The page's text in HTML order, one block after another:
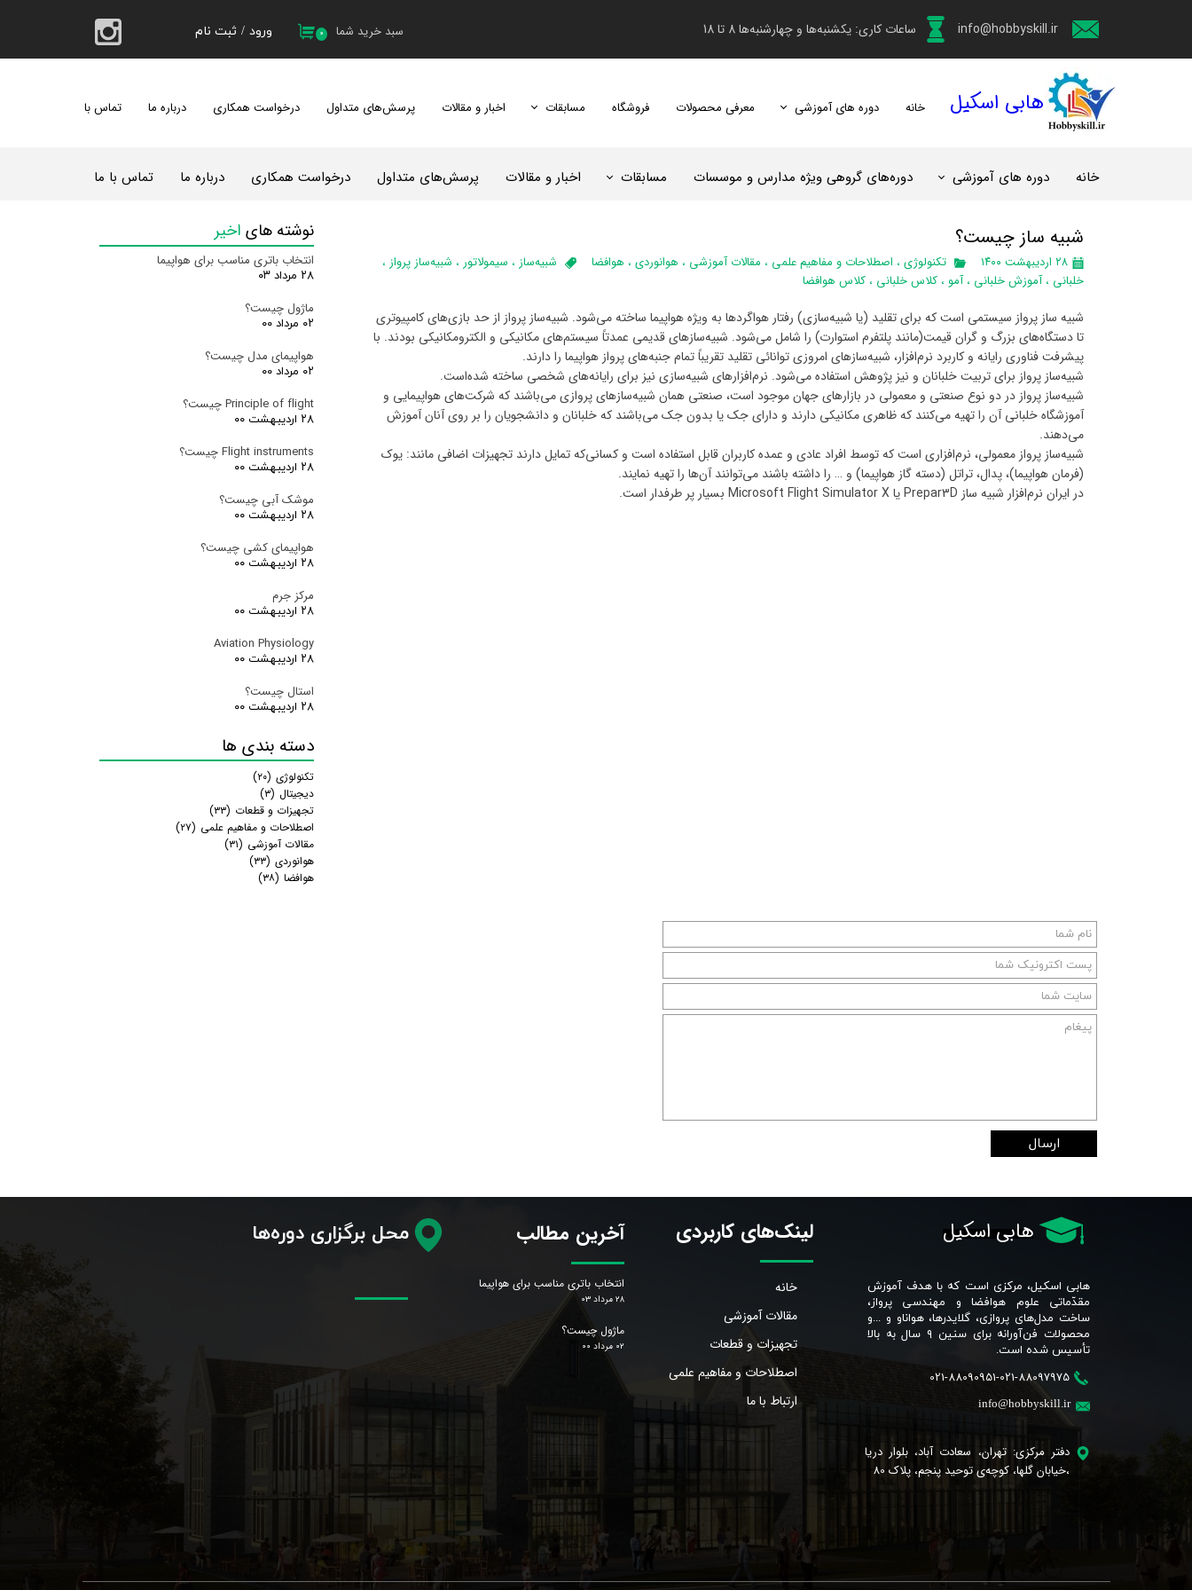
info@hobbyskill.ir ساعات کاری: یکشنبه‌ها و چهارشنبه‌ها 8 تا 18 ۰ سبد خرید شما ورود / ثبت نام
حساب کاربری من
هابی اسکیل خانه دوره های آموزشی معرفی محصولات فروشگاه مسابقات اخبار و مقالات پرسش‌های متداول درخواست همکاری درباره ما تماس با ما
خانه دوره های آموزشی دوره‌های گروهی ویژه مدارس و موسسات مسابقات اخبار و مقالات پرسش‌های متداول درخواست همکاری درباره ما تماس با ما
شبیه ساز چیست؟
۲۸ اردیبهشت ۱۴۰۰ تکنولوژی، اصطلاحات و مفاهیم علمی ، مقالات آموزشی ، هوانوردی، هوافضا شبیه‌ساز ، سیمولاتور ، شبیه‌ساز پرواز ،
خلبانی ،آموزش خلبانی ،آمو ، کلاس خلبانی ، کلاس هوافضا
شبیه‌ ساز پرواز سیستمی است که برای تقلید (یا شبیه‌سازی) رفتار هواگردها به ویژه هواپیما ساخته می‌شود. شبیه‌ساز پرواز از حد بازی‌های کامپیوتری
تا دستگاه‌های بزرگ و گران قیمت(مانند پلتفرم استوارت) را شامل می‌شود. شبیه‌سازهای قدیمی عمدتاً سیستم‌های مکانیکی و الکترومکانیکی بودند. با
پیشرفت فناوری رایانه و کاربرد نرم‌افزار، شبیه‌سازهای امروزی توانائی تقلید تقریباً تمام جنبه‌های پرواز هواپیما را دارند.
شبیه‌ساز پرواز برای تربیت خلبانان و نیز پژوهش استفاده می‌شود. نرم‌افزارهای شبیه‌سازی نیز برای رایانه‌های شخصی ساخته شده‌است.
شبیه‌ساز پرواز در دو نوع صنعتی و معمولی در بازارهای جهان موجود است، صنعتی همان شبیه‌سازهای پروازی می‌باشند که شرکت‌های هواپیمایی و
آموزشگاه‌ خلبانی آن را تهیه می‌کنند که ظاهری مکانیکی دارند و دارای جک یا بدون جک می‌باشند که خلبانان و دانشجویان را بر روی آنان آموزش
می‌دهند.
شبیه‌ساز پرواز معمولی، نرم‌افزاری است که توسط افراد عادی و عمده کاربران قابل استفاده است و کسانی‌که تمایل دارند تجهیزات اضافی مانند: یوک
(فرمان هواپیما)، پدال، تراتل (دسته گاز هواپیما) و … را داشته باشند می‌توانند آن‌ها را تهیه نمایند.
در ایران نرم‌افزار شبیه ساز Prepar3D یا Microsoft Flight Simulator X بسیار پر طرفدار است.
ارسال
نوشته های اخیر
انتخاب باتری مناسب برای هواپیما
۲۸ مرداد ۰۳
ماژول چیست؟
۰۲ مرداد ۰۰
هواپیمای مدل چیست؟
۰۲ مرداد ۰۰
Principle of flight چیست؟
۲۸ اردیبهشت ۰۰
Flight instruments چیست؟
۲۸ اردیبهشت ۰۰
موشک آبی چیست؟
۲۸ اردیبهشت ۰۰
هواپیمای کشی چیست؟
۲۸ اردیبهشت ۰۰
مرکز جرم
۲۸ اردیبهشت ۰۰
Aviation Physiology
۲۸ اردیبهشت ۰۰
استال چیست؟
۲۸ اردیبهشت ۰۰
دسته بندی ها
تکنولوژی (۲۰)
دیجیتال (۳)
تجهیزات و قطعات (۳۳)
اصطلاحات و مفاهیم علمی (۲۷)
مقالات آموزشی (۳۱)
هوانوردی (۳۳)
هوافضا (۳۸)
هابی اسکیل
هابی اسکیل، مرکزی است که با هدف آموزش
مقدّماتی علوم هوافضا و مهندسی پرواز،
ساخت مدل‌های پروازی، گلایدرها، هواناو و ...و
محصولات فن‌آورانه برای سنین ٩ سال به بالا
تأسیس شده است.​​​​​​​
021-88090951-021-88097975
info@hobbyskill.ir
دفتر مرکزی: تهران، سعادت آباد، بلوار دریا
،خیابان گلها، کوچه‌ی توحید پنجم، پلاک 80
لینک‌های کاربردی
خانه
مقالات آموزشی
تجهیزات و قطعات
اصطلاحات و مفاهیم علمی
ارتباط با ما
آخرین مطالب
انتخاب باتری مناسب برای هواپیما
۲۸ مرداد ۰۳
ماژول چیست؟
۰۲ مرداد ۰۰
محل برگزاری دوره‌ها